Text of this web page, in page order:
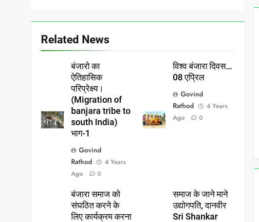
Related News
बंजारो का
ऐतिहासिक
परिप्रेक्ष्य।
(Migration of
banjara tribe to
south India)
भाग-1
Govind
Rathod
4 Years
Ago
0
विश्व बंजारा दिवस…
08 एप्रिल
Govind
Rathod
4 Years
Ago
0
बंजारा समाज को
संघठित करने के
लिए कार्यक्रम करना
समाज के जाने माने
उद्योगपति, दानवीर
Sri Shankar